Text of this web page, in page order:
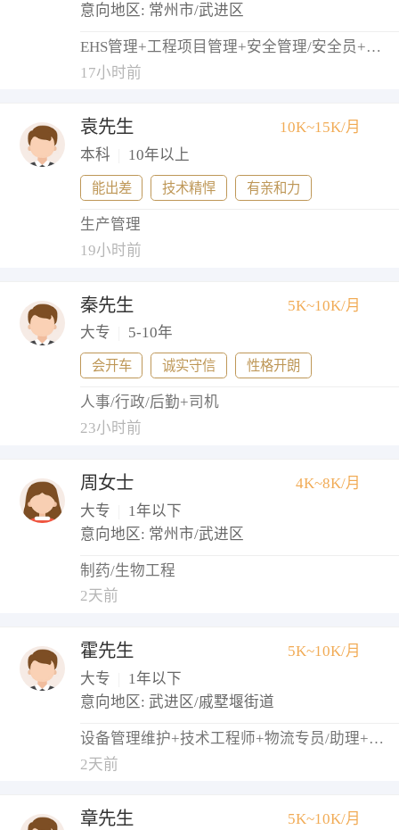
意向地区: 常州市/武进区
EHS管理+工程项目管理+安全管理/安全员+物业经理/主管
17小时前
袁先生
10K~15K/月
本科
10年以上
能出差 技术精悍 有亲和力
生产管理
19小时前
秦先生
5K~10K/月
大专
5-10年
会开车 诚实守信 性格开朗
人事/行政/后勤+司机
23小时前
周女士
4K~8K/月
大专
1年以下
意向地区: 常州市/武进区
制药/生物工程
2天前
霍先生
5K~10K/月
大专
1年以下
意向地区: 武进区/戚墅堰街道
设备管理维护+技术工程师+物流专员/助理+调度员+仓库管理员
2天前
章先生
5K~10K/月